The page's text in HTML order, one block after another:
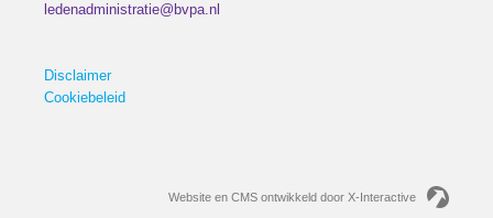
ledenadministratie@bvpa.nl
Disclaimer
Cookiebeleid
Website en CMS ontwikkeld door X-Interactive